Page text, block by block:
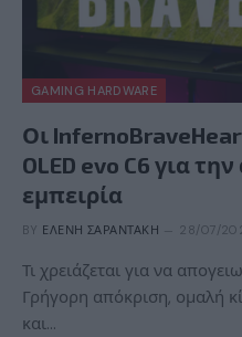
GAMING HARDWARE
Οι
OLED evo C6 για
εμπειρία
BY ΕΛΈΝΗ ΣΑΡΑΝΤΆΚΗ 28/07/
Τι χρειάζεται για να
Γρήγορη απόκριση, ομαλή
και…